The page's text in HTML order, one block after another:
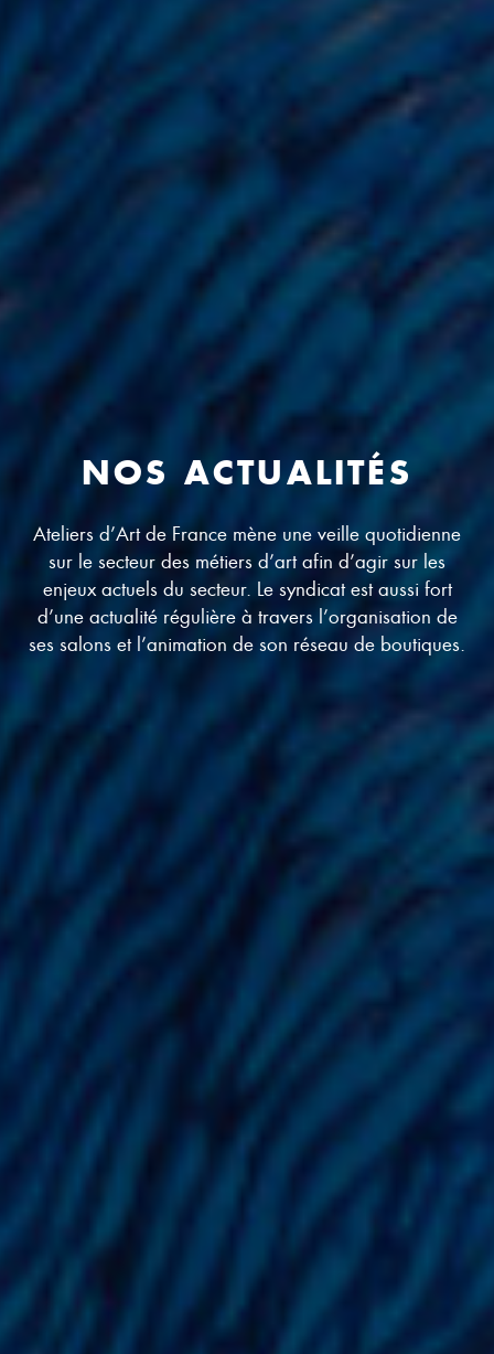
NOS ACTUALITÉS
Ateliers d’Art de France mène une veille quotidienne
sur le secteur des métiers d’art afin d’agir sur les
enjeux actuels du secteur. Le syndicat est aussi fort
d’une actualité régulière à travers l’organisation de
ses salons et l’animation de son réseau de boutiques.